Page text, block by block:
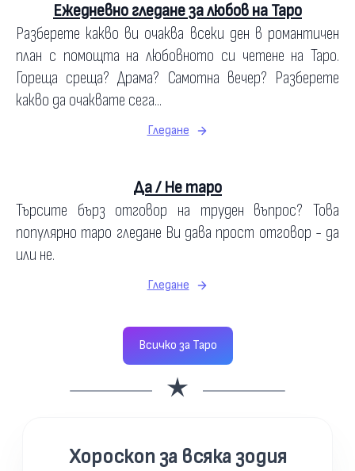
Ежедневно гледане за любов на Таро
Разберете какво ви очаква всеки ден в романтичен
план с помощта на любовното си четене на Таро.
Гореща среща? Драма? Самотна вечер? Разберете
какво да очаквате сега...
Гледане
Да / Не таро
Търсите бърз отговор на труден въпрос? Това
популярно таро гледане Ви дава прост отговор - да
или не.
Гледане
Всичко за Таро
Хороскоп за всяка зодия